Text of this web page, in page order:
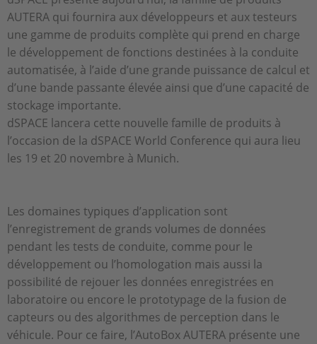
AUTERA qui fournira aux développeurs et aux testeurs
une gamme de produits complète qui prend en charge
le développement de fonctions destinées à la conduite
automatisée, à l’aide d’une grande puissance de calcul et
d’une bande passante élevée ainsi que d’une capacité de
stockage importante.
dSPACE lancera cette nouvelle famille de produits à
l’occasion de la dSPACE World Conference qui aura lieu
les 19 et 20 novembre à Munich.
Les domaines typiques d’application sont
l’enregistrement de grands volumes de données
pendant les tests de conduite, comme pour le
développement ou l’homologation mais aussi la
possibilité de rejouer les données enregistrées en
laboratoire ou encore le prototypage de la fusion de
capteurs ou des algorithmes de perception dans le
véhicule. Pour ce faire, l’AutoBox AUTERA présente une